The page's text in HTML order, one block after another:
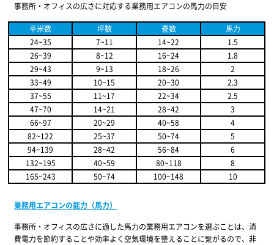
事務所・オフィスの広さに対応する業務用エアコンの馬力の目安
平米数 坪数 畳数
馬力
24~35
7~11 14~22
1.5
26~39
8~12 16~24
1.8
29~43
9~13 18~26
2
33~49
10~15 20~30
2.3
37~55
11~17 22~34
2.5
47~70
14~21 28~42
3
66~97
20~29 40~58
4
82~122
25~37 50~74
5
94~139
28~42 56~84
6
132~195
40~59 80~118
8
165~243
50~74 100~148 10
業務用エアコンの能力（馬力）
事務所・オフィスの広さに適した馬力の業務用エアコンを選ぶことは、消
費電力を節約することや効率よく空気環境を整えることに繋がるので、非